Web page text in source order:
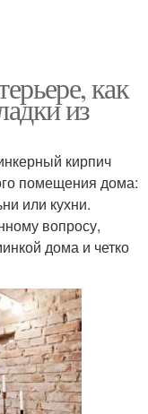
как
из
кирпич
помещения дома:
или кухни.
вопросу,
дома и четко